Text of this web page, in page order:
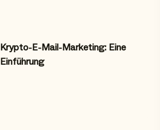
Krypto-E-Mail-Marketing: Eine
Einführung